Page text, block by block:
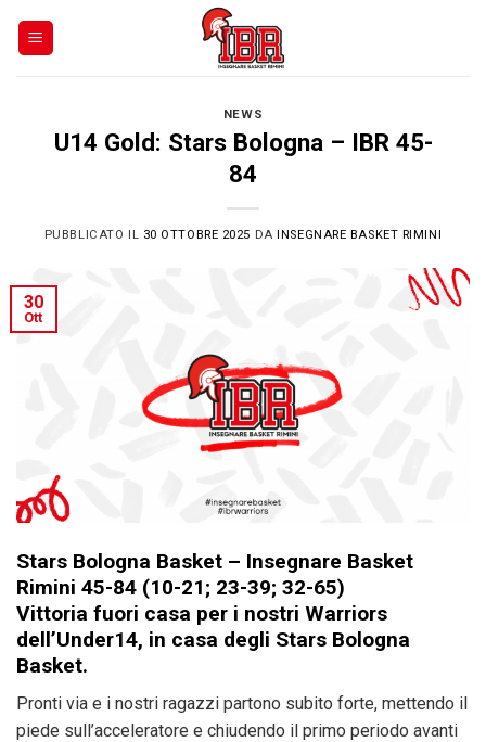
NEWS
U14 Gold: Stars Bologna – IBR 45-
84
PUBBLICATO IL 30 OTTOBRE 2025 DAINSEGNARE BASKET RIMINI
30
Ott
Stars Bologna Basket – Insegnare Basket
Rimini 45-84 (10-21; 23-39; 32-65)
Vittoria fuori casa per i nostri Warriors
dell’Under14, in casa degli Stars Bologna
Basket.
Pronti via e i nostri ragazzi partono subito forte, mettendo il
piede sull’acceleratore e chiudendo il primo periodo avanti